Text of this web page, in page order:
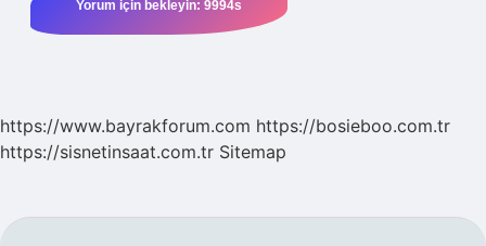
https://www.bayrakforum.com https://bosieboo.com.tr
https://sisnetinsaat.com.tr Sitemap